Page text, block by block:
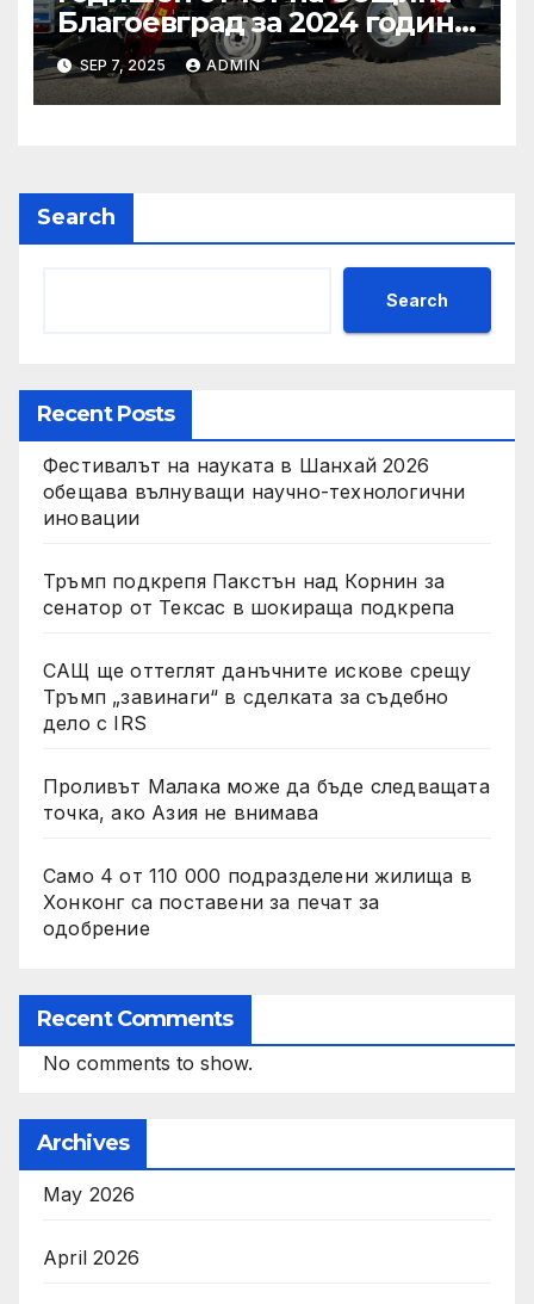
Благоевград за 2024 година:
Стабилно финансово
състояние, ръст на
приходите и напредък в
социални проекти
SEP 7, 2025 ADMIN
Search
Search
Recent Posts
Фестивалът на науката в Шанхай 2026
обещава вълнуващи научно-технологични
иновации
Тръмп подкрепя Пакстън над Корнин за
сенатор от Тексас в шокираща подкрепа
САЩ ще оттеглят данъчните искове срещу
Тръмп „завинаги“ в сделката за съдебно
дело с IRS
Проливът Малака може да бъде следващата
точка, ако Азия не внимава
Само 4 от 110 000 подразделени жилища в
Хонконг са поставени за печат за
одобрение
Recent Comments
No comments to show.
Archives
May 2026
April 2026